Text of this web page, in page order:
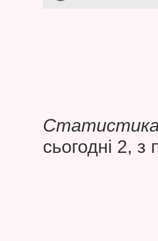
Статистика
сьогодні 2, з